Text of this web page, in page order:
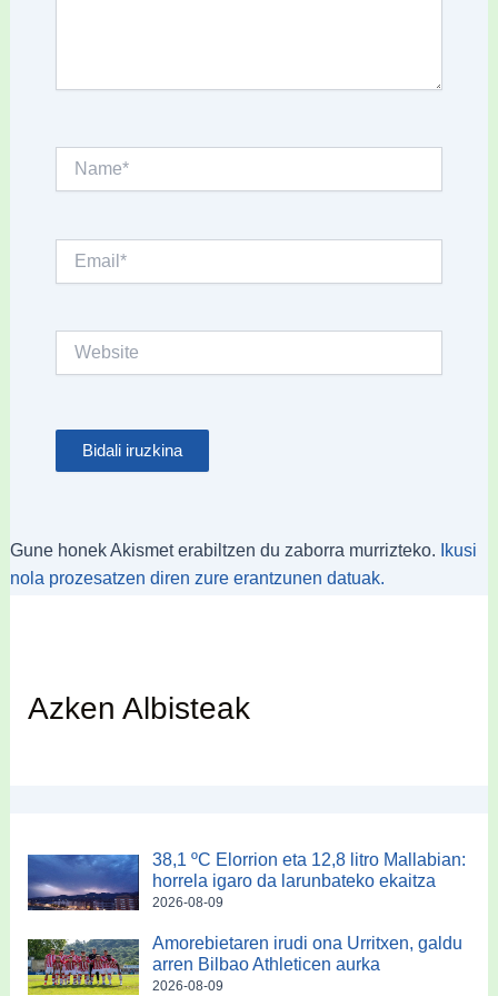
Website
Gune honek Akismet erabiltzen du zaborra murrizteko.
Ikusi
nola prozesatzen diren zure erantzunen datuak.
Azken Albisteak
38,1 ºC Elorrion eta 12,8 litro Mallabian:
horrela igaro da larunbateko ekaitza
2026-08-09
Amorebietaren irudi ona Urritxen, galdu
arren Bilbao Athleticen aurka
2026-08-09